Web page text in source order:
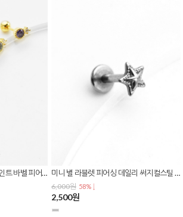
미니 화이트 라벤더 큐빅 포인트 바벨 피어싱 귀걸이 바두께 0.8mm P-0816 미니 별 라블렛 피어싱 데일리 써지컬스틸 P-0815
6,000원 58% ↓
2,500원